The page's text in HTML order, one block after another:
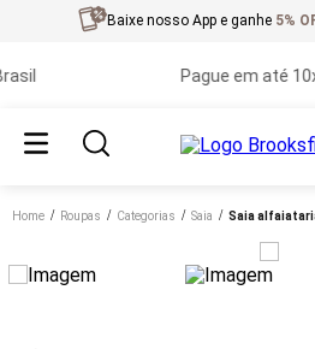
Baixe nosso App e ganhe 5%
Pague em até 10x
Home roupas categorias saia saia